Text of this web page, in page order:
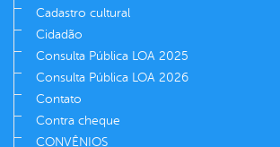
Cadastro cultural
Cidadão
Consulta Pública LOA 2025
Consulta Pública LOA 2026
Contato
Contra cheque
CONVÊNIOS